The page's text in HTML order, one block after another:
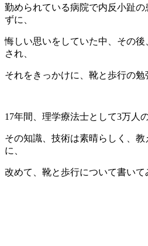
勤められている病院で内反小趾
ずに、
悔しい思いをしていた中、その後
され、
それをきっかけに、靴と歩行の勉
17年間、理学療法士として3万人
その知識、技術は素晴らしく、
に、
改めて、靴と歩行について書いて